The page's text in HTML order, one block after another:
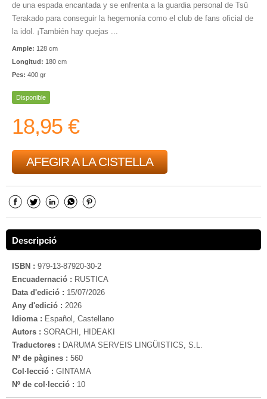
de una espada encantada y se enfrenta a la guardia personal de Tsû
Terakado para conseguir la hegemonía como el club de fans oficial de
la idol. ¡También hay quejas ...
Ample: 128 cm
Longitud: 180 cm
Pes: 400 gr
Disponible
18,95 €
AFEGIR A LA CISTELLA
Descripció
ISBN : 979-13-87920-30-2
Encuadernació : RUSTICA
Data d'edició : 15/07/2026
Any d'edició : 2026
Idioma : Español, Castellano
Autors : SORACHI, HIDEAKI
Traductores : DARUMA SERVEIS LINGÜISTICS, S.L.
Nº de pàgines : 560
Col·lecció : GINTAMA
Nº de col·lecció : 10